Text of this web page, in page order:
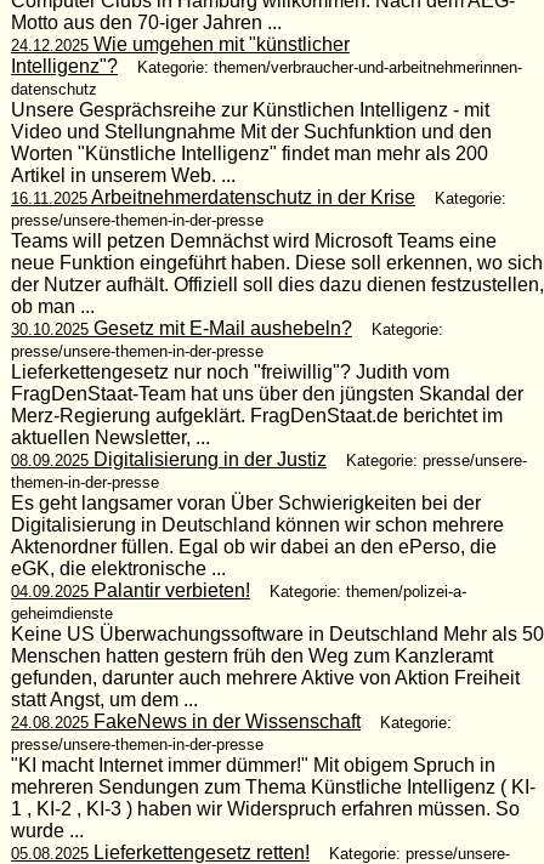
Motto aus den 70-iger Jahren ...
24.12.2025Wie umgehen mit "künstlicher
Intelligenz"?
Kategorie: themen/verbraucher-und-arbeitnehmerinnen-
datenschutz
Unsere Gesprächsreihe zur Künstlichen Intelligenz - mit
Video und Stellungnahme Mit der Suchfunktion und den
Worten "Künstliche Intelligenz" findet man mehr als 200
Artikel in unserem Web. ...
16.11.2025Arbeitnehmerdatenschutz in der Krise
Kategorie:
presse/unsere-themen-in-der-presse
Teams will petzen Demnächst wird Microsoft Teams eine
neue Funktion eingeführt haben. Diese soll erkennen, wo sich
der Nutzer aufhält. Offiziell soll dies dazu dienen festzustellen,
ob man ...
30.10.2025Gesetz mit E-Mail aushebeln?
Kategorie:
presse/unsere-themen-in-der-presse
Lieferkettengesetz nur noch "freiwillig"? Judith vom
FragDenStaat-Team hat uns über den jüngsten Skandal der
Merz-Regierung aufgeklärt. FragDenStaat.de berichtet im
aktuellen Newsletter, ...
08.09.2025Digitalisierung in der Justiz
Kategorie: presse/unsere-
themen-in-der-presse
Es geht langsamer voran Über Schwierigkeiten bei der
Digitalisierung in Deutschland können wir schon mehrere
Aktenordner füllen. Egal ob wir dabei an den ePerso, die
eGK, die elektronische ...
04.09.2025Palantir verbieten!
Kategorie: themen/polizei-a-
geheimdienste
Keine US Überwachungssoftware in Deutschland Mehr als 50
Menschen hatten gestern früh den Weg zum Kanzleramt
gefunden, darunter auch mehrere Aktive von Aktion Freiheit
statt Angst, um dem ...
24.08.2025FakeNews in der Wissenschaft
Kategorie:
presse/unsere-themen-in-der-presse
"KI macht Internet immer dümmer!" Mit obigem Spruch in
mehreren Sendungen zum Thema Künstliche Intelligenz ( KI-
1 , KI-2 , KI-3 ) haben wir Widerspruch erfahren müssen. So
wurde ...
05.08.2025Lieferkettengesetz retten!
Kategorie: presse/unsere-